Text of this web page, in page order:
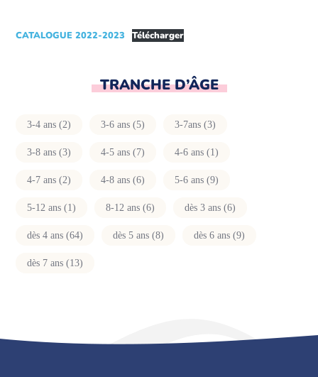
CATALOGUE 2022-2023 Télécharger
TRANCHE D’ÂGE
3-4 ans (2) 3-6 ans (5) 3-7ans (3)
3-8 ans (3) 4-5 ans (7) 4-6 ans (1)
4-7 ans (2) 4-8 ans (6) 5-6 ans (9)
5-12 ans (1) 8-12 ans (6) dès 3 ans (6)
dès 4 ans (64) dès 5 ans (8) dès 6 ans (9)
dès 7 ans (13)